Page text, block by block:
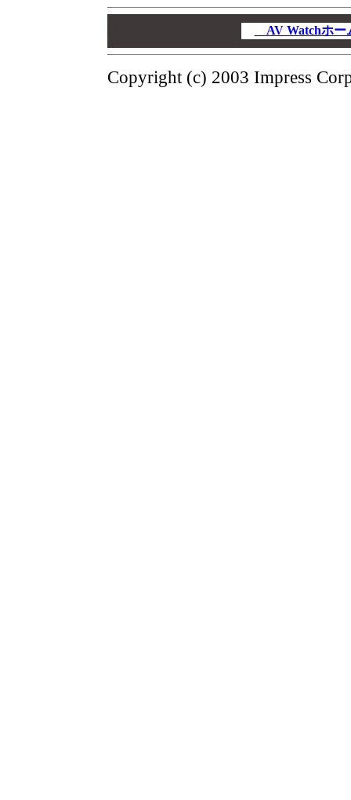
AV Watchホ
Copyright (c) 2003 Impress